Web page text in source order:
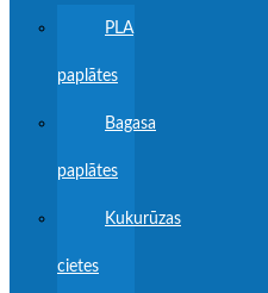
PLA
paplātes
Bagasa
paplātes
Kukurūzas
cietes